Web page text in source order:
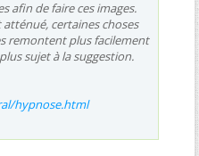
afin de faire ces images.
certaines choses
remontent plus facilement
sujet à la suggestion.
hypnose.html